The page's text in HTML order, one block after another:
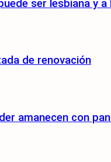
ser lesbiana y
de renovación
amanecen con